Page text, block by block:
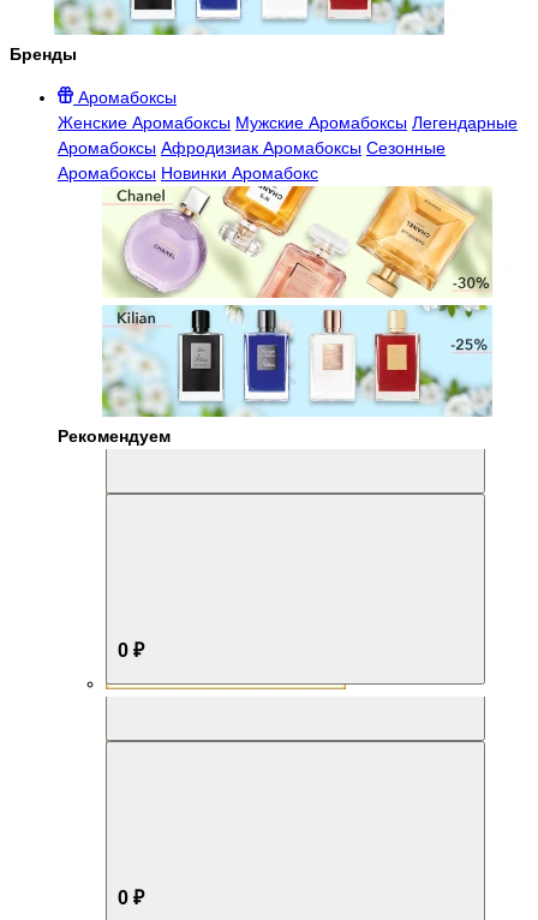
Бренды
Аромабоксы
Женские Аромабоксы Мужские Аромабоксы Легендарные
Аромабоксы Афродизиак Аромабоксы Сезонные
Аромабоксы Новинки Аромабокс
Рекомендуем
0 ₽
0 ₽